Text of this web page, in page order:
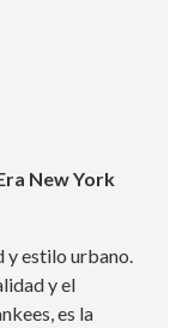
New York
estilo urbano.
y el
es la